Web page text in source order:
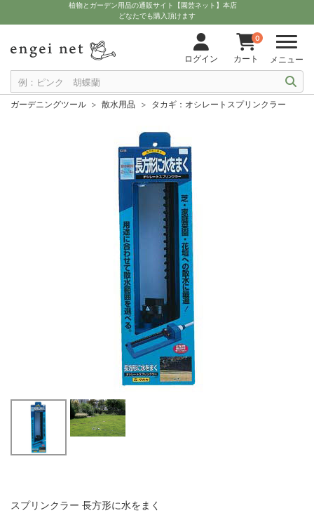
植物とガーデン用品の通販サイト【園芸ネット】本店
どなたでも購入頂けます
ログイン
0
カート メニュー
ガーデニングツール 散水用品 タカギ：オシレートスプリンクラー
スプリンクラー 長方形に水をまく